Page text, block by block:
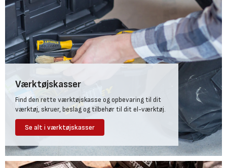
Værktøjskasser
Find den rette værktøjskasse og opbevaring til dit
værktøj, skruer, beslag og tilbehør til dit el-værktøj.
Se alt i værktøjskasser